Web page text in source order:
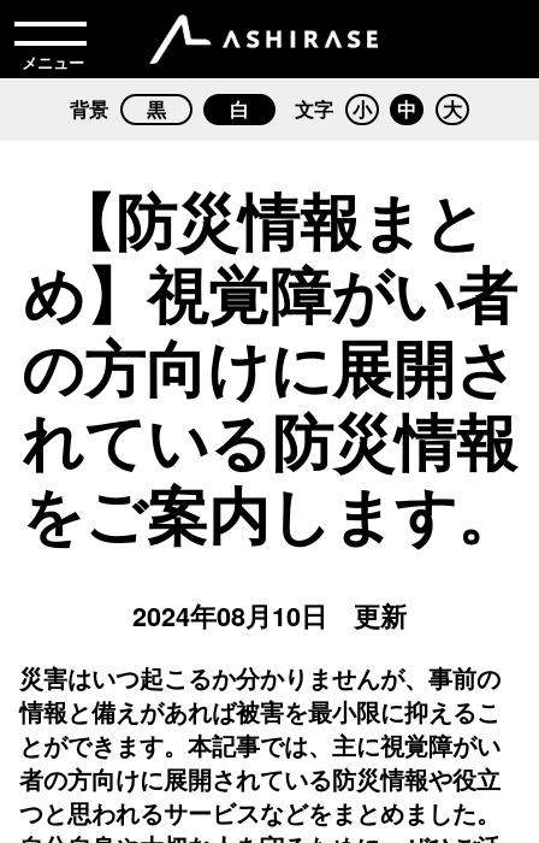
メニュー
背景 黒 白 文字 小 中 大
【防災情報まと
め】視覚障がい者
の方向けに展開さ
れている防災情報
をご案内します。
2024年08月10日 更新
災害はいつ起こるか分かりませんが、事前の
情報と備えがあれば被害を最小限に抑えるこ
とができます。本記事では、主に視覚障がい
者の方向けに展開されている防災情報や役立
つと思われるサービスなどをまとめました。